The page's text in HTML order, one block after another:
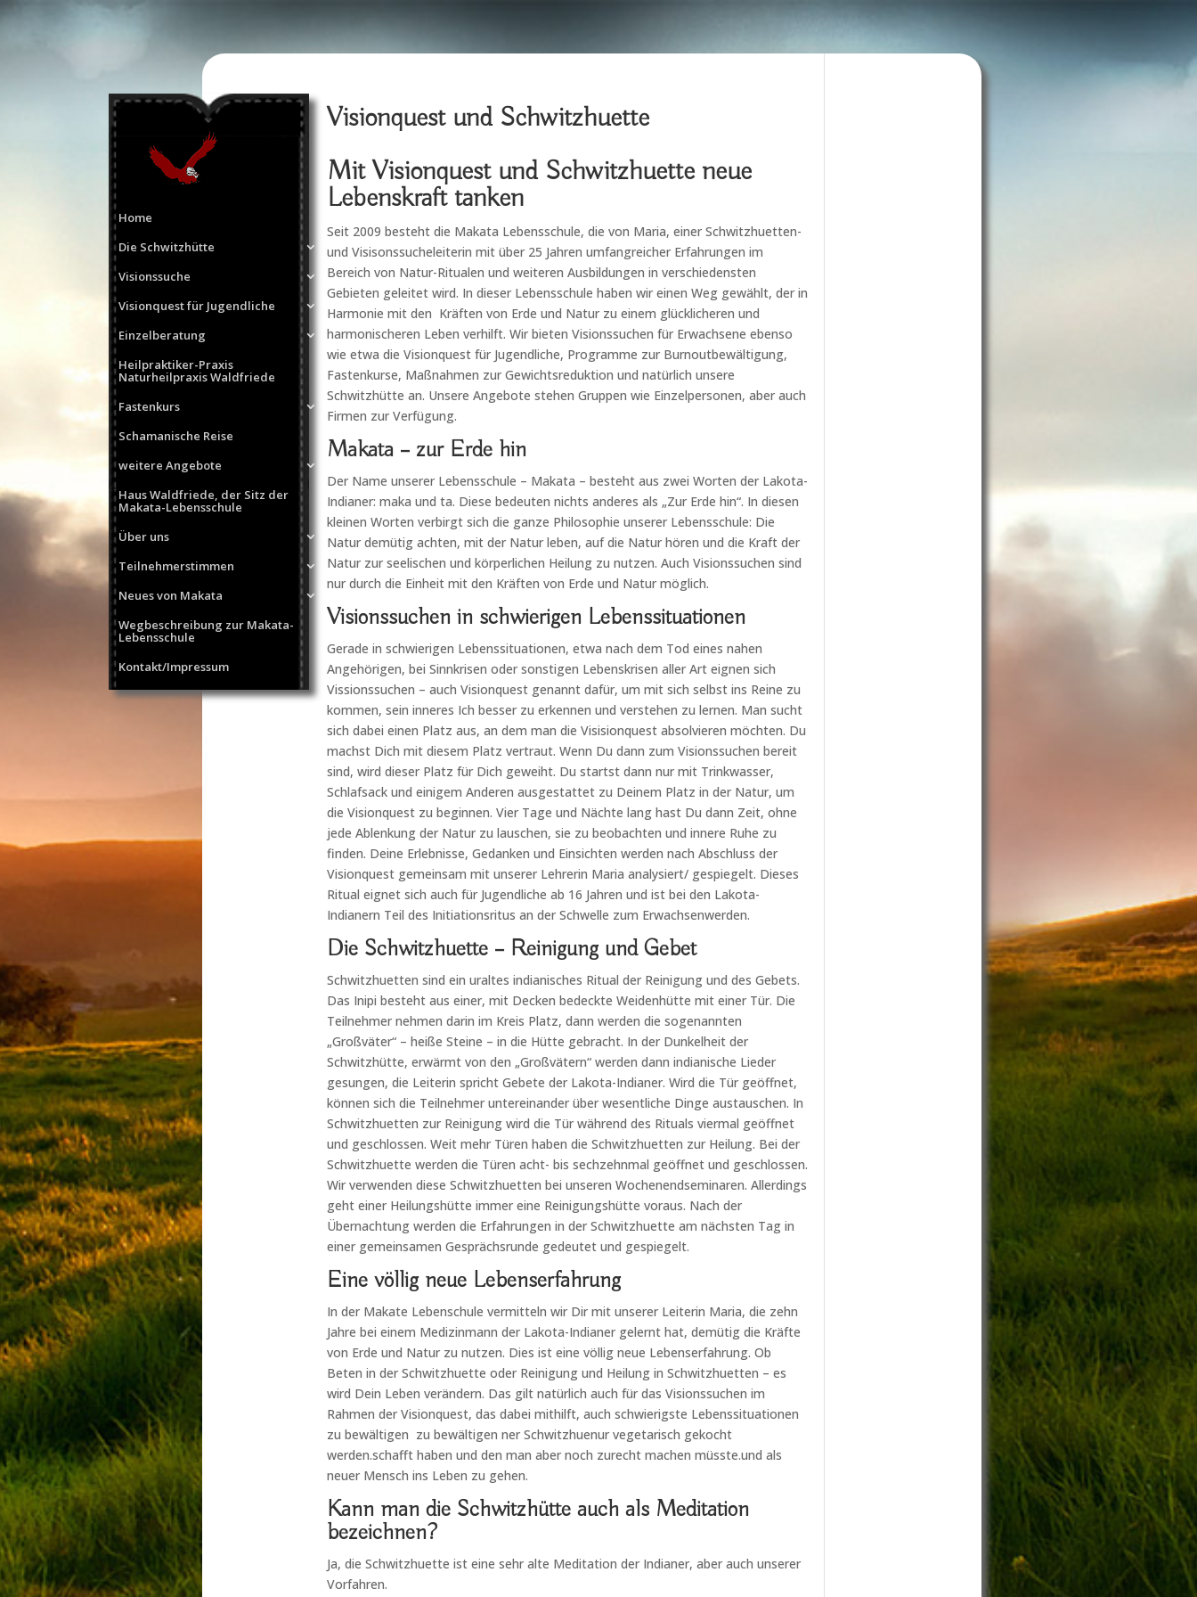
Home
Die Schwitzhütte
Visionssuche
Visionquest für Jugendliche
Einzelberatung
Heilpraktiker-Praxis
Naturheilpraxis Waldfriede
Fastenkurs
Schamanische Reise
weitere Angebote
Haus Waldfriede, der Sitz der
Makata-Lebensschule
Über uns
Teilnehmerstimmen
Neues von Makata
Wegbeschreibung zur Makata-
Lebensschule
Kontakt/Impressum
Visionquest und Schwitzhuette
Mit Visionquest und Schwitzhuette neue
Lebenskraft tanken
Seit 2009 besteht die Makata Lebensschule, die von Maria, einer Schwitzhuetten-
und Visisonssucheleiterin mit über 25 Jahren umfangreicher Erfahrungen im
Bereich von Natur-Ritualen und weiteren Ausbildungen in verschiedensten
Gebieten geleitet wird. In dieser Lebensschule haben wir einen Weg gewählt, der in
Harmonie mit den Kräften von Erde und Natur zu einem glücklicheren und
harmonischeren Leben verhilft. Wir bieten Visionssuchen für Erwachsene ebenso
wie etwa die Visionquest für Jugendliche, Programme zur Burnoutbewältigung,
Fastenkurse, Maßnahmen zur Gewichtsreduktion und natürlich unsere
Schwitzhütte an. Unsere Angebote stehen Gruppen wie Einzelpersonen, aber auch
Firmen zur Verfügung.
Makata – zur Erde hin
Der Name unserer Lebensschule – Makata – besteht aus zwei Worten der Lakota-
Indianer: maka und ta. Diese bedeuten nichts anderes als „Zur Erde hin“. In diesen
kleinen Worten verbirgt sich die ganze Philosophie unserer Lebensschule: Die
Natur demütig achten, mit der Natur leben, auf die Natur hören und die Kraft der
Natur zur seelischen und körperlichen Heilung zu nutzen. Auch Visionssuchen sind
nur durch die Einheit mit den Kräften von Erde und Natur möglich.
Visionssuchen in schwierigen Lebenssituationen
Gerade in schwierigen Lebenssituationen, etwa nach dem Tod eines nahen
Angehörigen, bei Sinnkrisen oder sonstigen Lebenskrisen aller Art eignen sich
Vissionssuchen – auch Visionquest genannt dafür, um mit sich selbst ins Reine zu
kommen, sein inneres Ich besser zu erkennen und verstehen zu lernen. Man sucht
sich dabei einen Platz aus, an dem man die Visisionquest absolvieren möchten. Du
machst Dich mit diesem Platz vertraut. Wenn Du dann zum Visionssuchen bereit
sind, wird dieser Platz für Dich geweiht. Du startst dann nur mit Trinkwasser,
Schlafsack und einigem Anderen ausgestattet zu Deinem Platz in der Natur, um
die Visionquest zu beginnen. Vier Tage und Nächte lang hast Du dann Zeit, ohne
jede Ablenkung der Natur zu lauschen, sie zu beobachten und innere Ruhe zu
finden. Deine Erlebnisse, Gedanken und Einsichten werden nach Abschluss der
Visionquest gemeinsam mit unserer Lehrerin Maria analysiert/ gespiegelt. Dieses
Ritual eignet sich auch für Jugendliche ab 16 Jahren und ist bei den Lakota-
Indianern Teil des Initiationsritus an der Schwelle zum Erwachsenwerden.
Die Schwitzhuette – Reinigung und Gebet
Schwitzhuetten sind ein uraltes indianisches Ritual der Reinigung und des Gebets.
Das Inipi besteht aus einer, mit Decken bedeckte Weidenhütte mit einer Tür. Die
Teilnehmer nehmen darin im Kreis Platz, dann werden die sogenannten
„Großväter“ – heiße Steine – in die Hütte gebracht. In der Dunkelheit der
Schwitzhütte, erwärmt von den „Großvätern“ werden dann indianische Lieder
gesungen, die Leiterin spricht Gebete der Lakota-Indianer. Wird die Tür geöffnet,
können sich die Teilnehmer untereinander über wesentliche Dinge austauschen. In
Schwitzhuetten zur Reinigung wird die Tür während des Rituals viermal geöffnet
und geschlossen. Weit mehr Türen haben die Schwitzhuetten zur Heilung. Bei der
Schwitzhuette werden die Türen acht- bis sechzehnmal geöffnet und geschlossen.
Wir verwenden diese Schwitzhuetten bei unseren Wochenendseminaren. Allerdings
geht einer Heilungshütte immer eine Reinigungshütte voraus. Nach der
Übernachtung werden die Erfahrungen in der Schwitzhuette am nächsten Tag in
einer gemeinsamen Gesprächsrunde gedeutet und gespiegelt.
Eine völlig neue Lebenserfahrung
In der Makate Lebenschule vermitteln wir Dir mit unserer Leiterin Maria, die zehn
Jahre bei einem Medizinmann der Lakota-Indianer gelernt hat, demütig die Kräfte
von Erde und Natur zu nutzen. Dies ist eine völlig neue Lebenserfahrung. Ob
Beten in der Schwitzhuette oder Reinigung und Heilung in Schwitzhuetten – es
wird Dein Leben verändern. Das gilt natürlich auch für das Visionssuchen im
Rahmen der Visionquest, das dabei mithilft, auch schwierigste Lebenssituationen
zu bewältigen zu bewältigen ner Schwitzhuenur vegetarisch gekocht
werden.schafft haben und den man aber noch zurecht machen müsste.und als
neuer Mensch ins Leben zu gehen.
Kann man die Schwitzhütte auch als Meditation
bezeichnen?
Ja, die Schwitzhuette ist eine sehr alte Meditation der Indianer, aber auch unserer
Vorfahren.